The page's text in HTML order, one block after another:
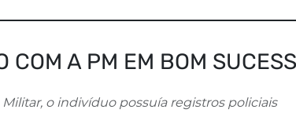
COM A PM EM BOM
o indivíduo possuía registros policiais